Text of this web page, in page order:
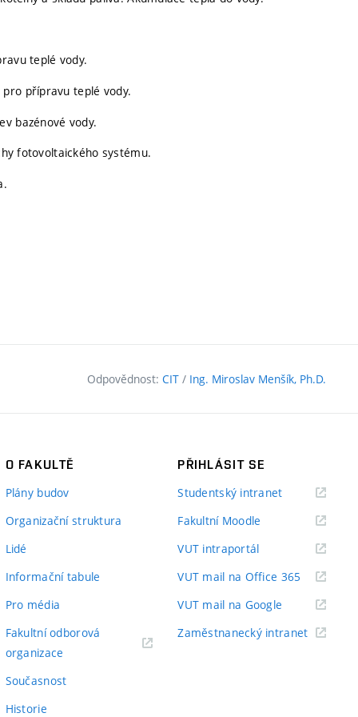
teplé vody.
přípravu teplé vody.
bazénové vody.
fotovoltaického systému.
Odpovědnost: CIT / Ing. Miroslav Menšík, Ph.D.
O FAKULTĚ
Plány budov
Organizační struktura
Lidé
Informační tabule
Pro média
Fakultní odborová
organizace
Současnost
Historie
PŘIHLÁSIT SE
Studentský intranet(externí
Fakultní Moodle
VUT intraportál(externí
VUT mail na Office 365 (externí
odkaz)
VUT mail na Google (externí
Zaměstnanecký intranet(externí